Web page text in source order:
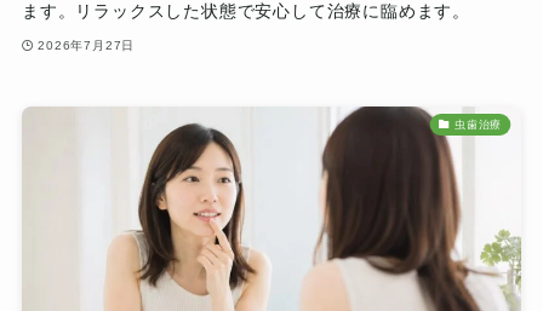
ます。リラックスした状態で安心して治療に臨めます。
2026年7月27日
虫歯治療